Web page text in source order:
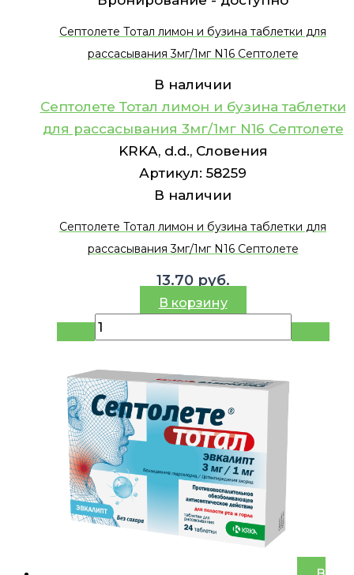
Септолете Тотал лимон и бузина таблетки для
рассасывания 3мг/1мг N16 Септолете
В наличии
Септолете Тотал лимон и бузина таблетки
для рассасывания 3мг/1мг N16 Септолете
KRKA, d.d., Словения
Артикул: 58259
В наличии
Септолете Тотал лимон и бузина таблетки для
рассасывания 3мг/1мг N16 Септолете
13.70 руб.
В корзину